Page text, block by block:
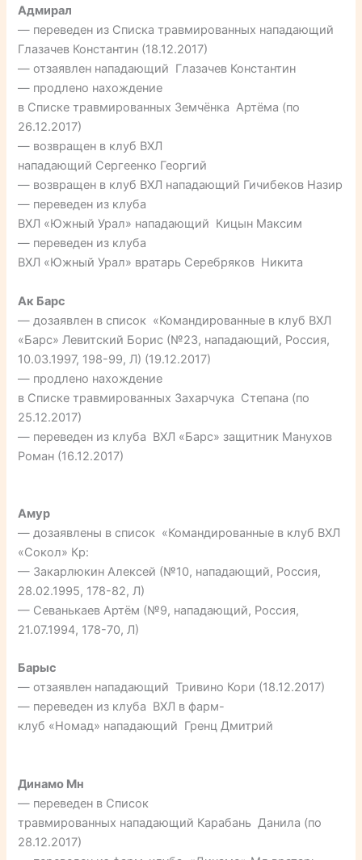
Адмирал
— переведен из Списка травмированных нападающий
Глазачев Константин (18.12.2017)
— отзаявлен нападающий Глазачев Константин
— продлено нахождение
в Списке травмированных Земчёнка Артёма (по
26.12.2017)
— возвращен в клуб ВХЛ
нападающий Сергеенко Георгий
— возвращен в клуб ВХЛ нападающий Гичибеков Назир
— переведен из клуба
ВХЛ «Южный Урал» нападающий Кицын Максим
— переведен из клуба
ВХЛ «Южный Урал» вратарь Серебряков Никита
Ак Барс
— дозаявлен в список «Командированные в клуб ВХЛ
«Барс» Левитский Борис (№23, нападающий, Россия,
10.03.1997, 198-99, Л) (19.12.2017)
— продлено нахождение
в Списке травмированных Захарчука Степана (по
25.12.2017)
— переведен из клуба ВХЛ «Барс» защитник Манухов
Роман (16.12.2017)
Амур
— дозаявлены в список «Командированные в клуб ВХЛ
«Сокол» Кр:
— Закарлюкин Алексей (№10, нападающий, Россия,
28.02.1995, 178-82, Л)
— Севанькаев Артём (№9, нападающий, Россия,
21.07.1994, 178-70, Л)
Барыс
— отзаявлен нападающий Тривино Кори (18.12.2017)
— переведен из клуба ВХЛ в фарм-
клуб «Номад» нападающий Гренц Дмитрий
Динамо Мн
— переведен в Список
травмированных нападающий Карабань Данила (по
28.12.2017)